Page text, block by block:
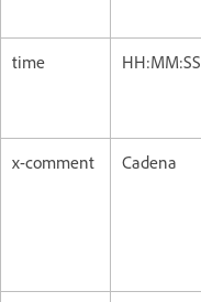
time HH:MM:SS
x-comment Cadena